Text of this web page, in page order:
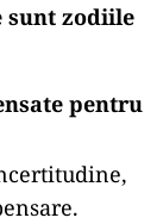
sunt zodiile
pentru